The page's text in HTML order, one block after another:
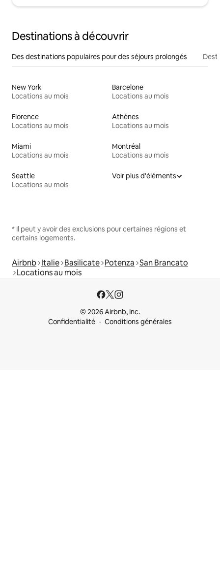
Destinations à découvrir
Des destinations populaires pour des séjours prolongés
New York
Locations au mois
Barcelone
Locations au mois
Florence
Locations au mois
Athènes
Locations au mois
Miami
Locations au mois
Montréal
Locations au mois
Seattle
Locations au mois
Voir plus d'éléments
* Il peut y avoir des exclusions pour certaines régions et
certains logements.
Airbnb Italie Basilicate Potenza San Brancato
Locations au mois
© 2026 Airbnb, Inc.
Confidentialité
Conditions générales